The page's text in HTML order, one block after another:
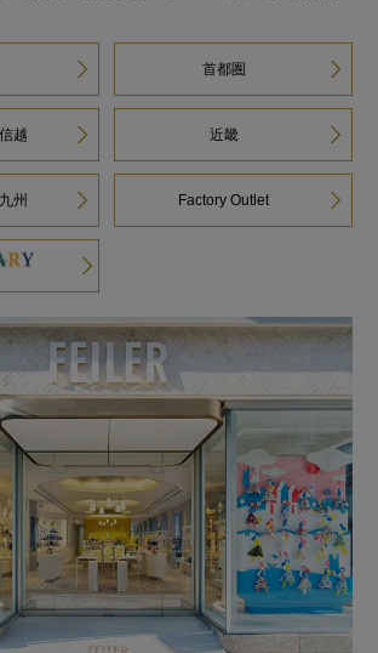
首都圏
越 近畿
州 Factory Outlet